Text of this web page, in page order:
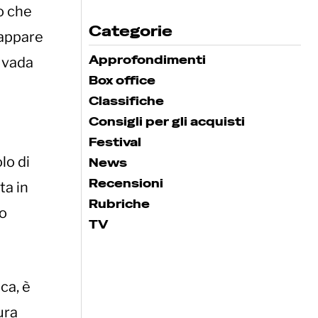
che
di
in
è
Categorie
Approfondimenti
Box office
Classifiche
Consigli per gli acquisti
Festival
News
Recensioni
Rubriche
TV